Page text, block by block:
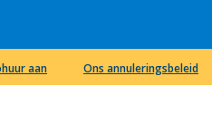
aan Ons annuleringsbeleid